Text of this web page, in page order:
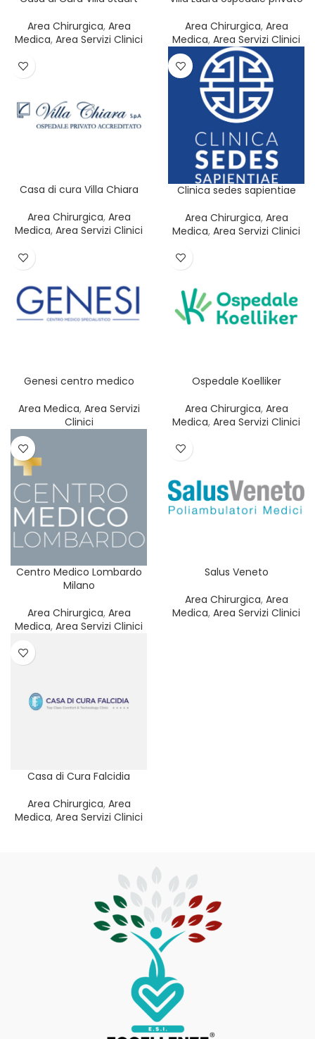
Area Chirurgica, Area
Medica, Area Servizi Clinici
Area Chirurgica, Area
Medica, Area Servizi Clinici
Casa di cura Villa Chiara
Area Chirurgica, Area
Medica, Area Servizi Clinici
Clinica sedes sapientiae
Area Chirurgica, Area
Medica, Area Servizi Clinici
Genesi centro medico
Area Medica, Area Servizi
Clinici
Ospedale Koelliker
Area Chirurgica, Area
Medica, Area Servizi Clinici
Centro Medico Lombardo
Milano
Area Chirurgica, Area
Medica, Area Servizi Clinici
Salus Veneto
Area Chirurgica, Area
Medica, Area Servizi Clinici
Casa di Cura Falcidia
Area Chirurgica, Area
Medica, Area Servizi Clinici